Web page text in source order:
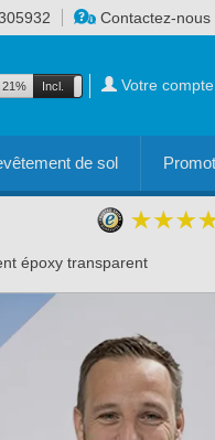
Contactez-nous
21% Incl. Excl. Votre compte
de sol
époxy transparent